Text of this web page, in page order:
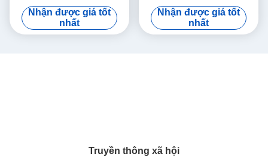
ngang
Nhận được giá tốt
nhất
phối điện
Nhận được giá tốt
nhất
Truyền thông xã hội